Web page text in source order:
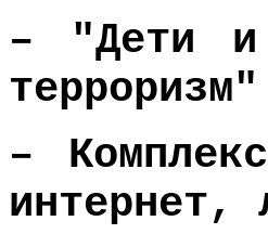
– "Дети и
терроризм"
–
интернет,